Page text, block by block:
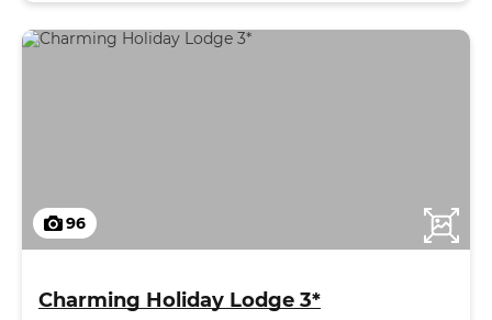
96
Charming Holiday Lodge 3*